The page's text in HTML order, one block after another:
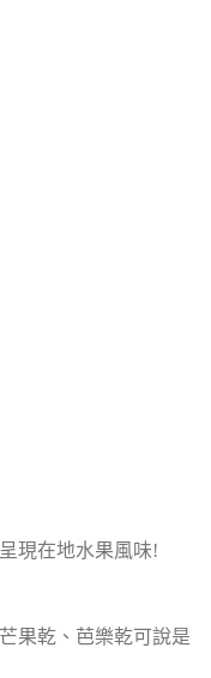
現在地水果風味!
果乾、芭樂乾可說是